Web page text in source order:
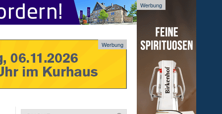
Werbung
Werbung